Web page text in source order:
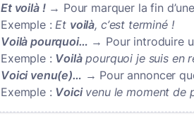
Et voilà !→ Pour marquer la fin
Exemple :Et voilà, c’est terminé !
Voilà pourquoi… → Pour introduire
Exemple : Voilàpourquoi je suis en
Voici venu(e)… → Pour annoncer
Exemple : Voicivenu le moment de